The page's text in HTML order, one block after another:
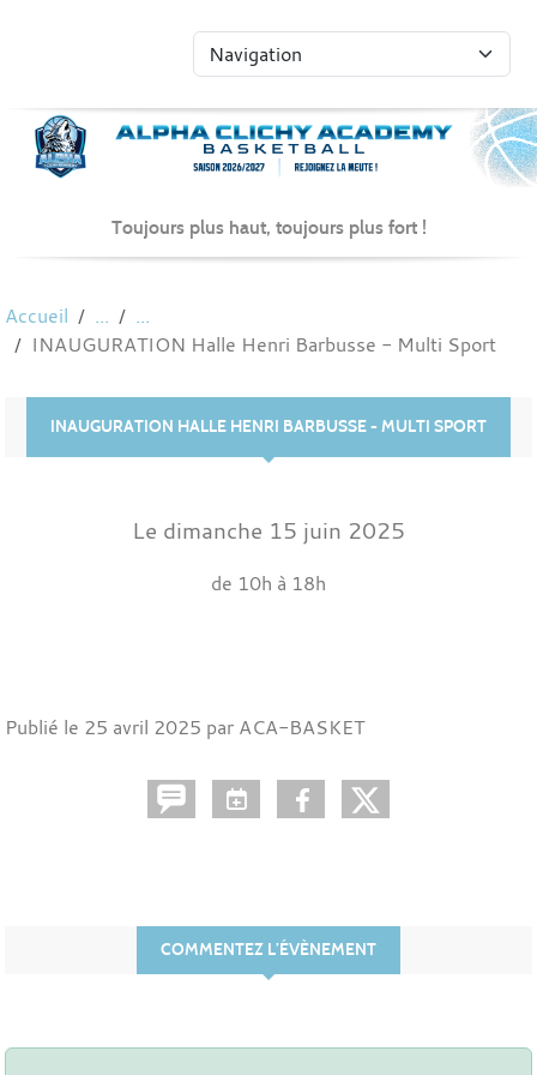
Toujours plus haut, toujours plus fort !
Accueil
INAUGURATION Halle Henri Barbusse - Multi Sport
INAUGURATION HALLE HENRI BARBUSSE - MULTI SPORT
Le dimanche 15 juin 2025
de 10h à 18h
Publié le 25 avril 2025 par ACA-BASKET
COMMENTEZ L’ÉVÈNEMENT